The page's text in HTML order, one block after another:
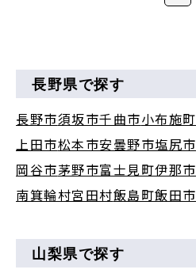
長野県で探す
長野市須坂市千曲市小布施町
上田市松本市安曇野市塩尻市
岡谷市茅野市富士見町伊那市
南箕輪村宮田村飯島町飯田市
山梨県で探す